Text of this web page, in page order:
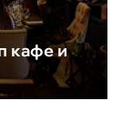
кафе и